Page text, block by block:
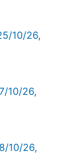
10/26,
10/26,
10/26,